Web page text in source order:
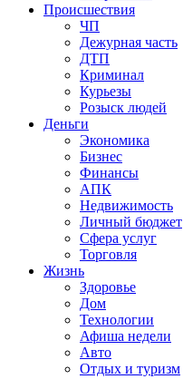
Происшествия
ЧП
Дежурная часть
ДТП
Криминал
Курьезы
Розыск людей
Деньги
Экономика
Бизнес
Финансы
АПК
Недвижимость
Личный бюджет
Сфера услуг
Торговля
Жизнь
Здоровье
Дом
Технологии
Афиша недели
Авто
Отдых и туризм